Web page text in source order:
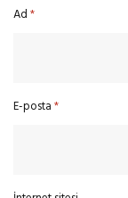
Ad*
E-posta*